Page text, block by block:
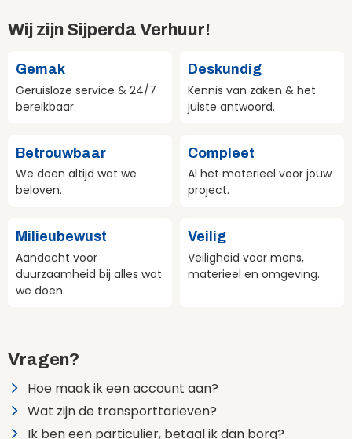
Wij zijn Sijperda Verhuur!
Gemak
Geruisloze service & 24/7
bereikbaar.
Deskundig
Kennis van zaken & het
juiste antwoord.
Betrouwbaar
We doen altijd wat we
beloven.
Compleet
Al het materieel voor jouw
project.
Milieubewust
Aandacht voor
duurzaamheid bij alles wat
we doen.
Veilig
Veiligheid voor mens,
materieel en omgeving.
Vragen?
Hoe maak ik een account aan?
Wat zijn de transporttarieven?
Ik ben een particulier, betaal ik dan borg?